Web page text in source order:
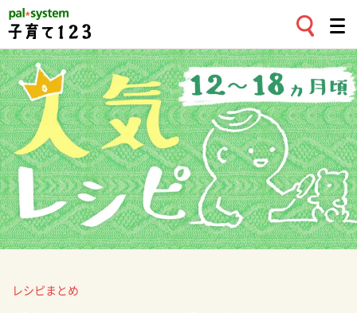
レシピまとめ